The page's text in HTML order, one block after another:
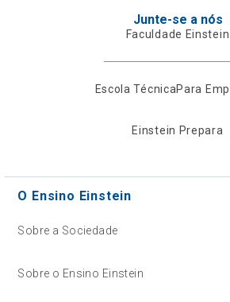
Junte-se a nós
Faculdade Einstein
Escola TécnicaPara
Einstein Prepara
O Ensino Einstein
Sobre a Sociedade
Sobre o Ensino Einstein